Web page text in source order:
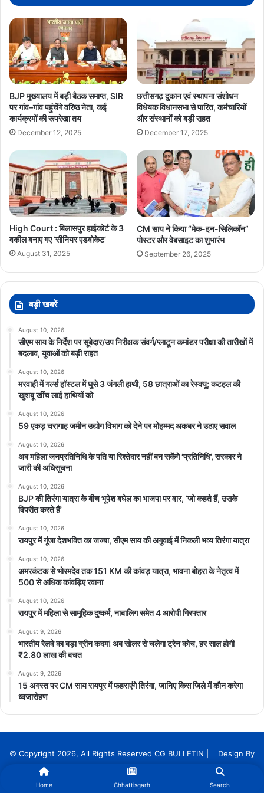
BJP मुख्यालय में बड़ी बैठक समाप्त, SIR
पर गांव–गांव पहुंचेंगे वरिष्ठ नेता, कई
कार्यक्रमों की रूपरेखा तय
December 12, 2025
छत्तीसगढ़ दुकान एवं स्थापना संशोधन
विधेयक विधानसभा से पारित, कर्मचारियों
और संस्थानों को बड़ी राहत
December 17, 2025
High Court : बिलासपुर हाईकोर्ट के 3
वकील बनाए गए ‘सीनियर एडवोकेट’
August 31, 2025
CM साय ने किया “मेक-इन-सिलिकॉन”
पोस्टर और वेबसाइट का शुभारंभ
September 26, 2025
बड़ी खबरें
August 10, 2026
सीएम साय के निर्देश पर सूबेदार/उप निरीक्षक संवर्ग/प्लाटून कमांडर परीक्षा की तारीखों में
बदलाव, युवाओं को बड़ी राहत
August 10, 2026
मरवाही में गर्ल्स हॉस्टल में घुसे 3 जंगली हाथी, 58 छात्राओं का रेस्क्यू; कटहल की
खुशबू खींच लाई हाथियों को
August 10, 2026
59 एकड़ चरागाह जमीन उद्योग विभाग को देने पर मोहम्मद अकबर ने उठाए सवाल
August 10, 2026
अब महिला जनप्रतिनिधि के पति या रिश्तेदार नहीं बन सकेंगे ‘प्रतिनिधि’, सरकार ने
जारी की अधिसूचना
August 10, 2026
BJP की तिरंगा यात्रा के बीच भूपेश बघेल का भाजपा पर वार, ‘जो कहते हैं, उसके
विपरीत करते हैं’
August 10, 2026
रायपुर में गूंजा देशभक्ति का जज्बा, सीएम साय की अगुवाई में निकली भव्य तिरंगा यात्रा
August 10, 2026
अमरकंटक से भोरमदेव तक 151 KM की कांवड़ यात्रा, भावना बोहरा के नेतृत्व में
500 से अधिक कांवड़िए रवाना
August 10, 2026
रायपुर में महिला से सामूहिक दुष्कर्म, नाबालिग समेत 4 आरोपी गिरफ्तार
August 9, 2026
भारतीय रेलवे का बड़ा ग्रीन कदम! अब सोलर से चलेगा ट्रेन कोच, हर साल होगी
₹2.80 लाख की बचत
August 9, 2026
15 अगस्त पर CM साय रायपुर में फहराएंगे तिरंगा, जानिए किस जिले में कौन करेगा
ध्वजारोहण
© Copyright 2026, All Rights Reserved CG BULLETIN | Design By
InnoTech Solution Services
Home Chhattisgarh Search